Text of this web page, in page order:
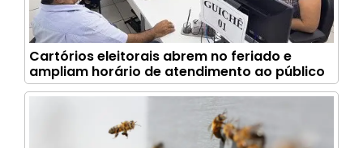
Cartórios eleitorais abrem no feriado e
ampliam horário de atendimento ao público